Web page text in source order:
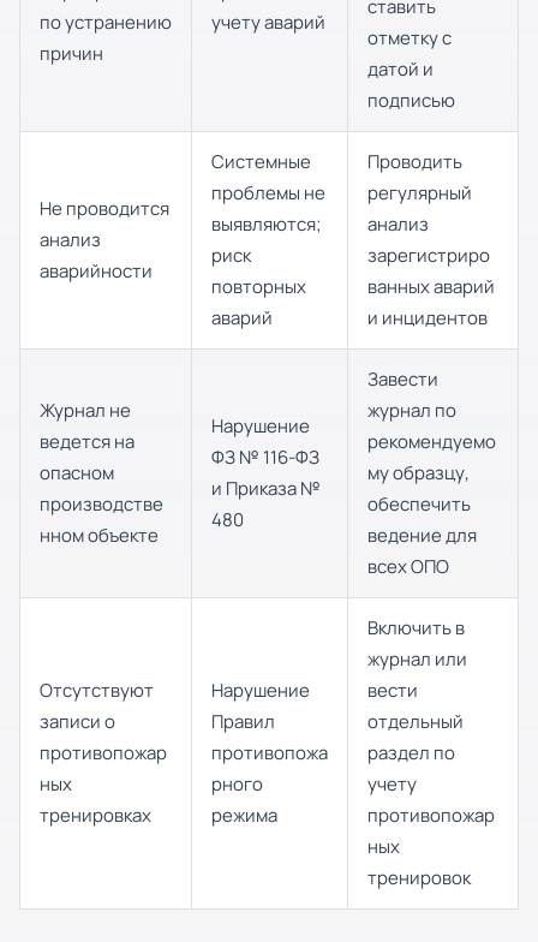
по устранению
причин
учету аварий
ставить
отметку с
датой и
подписью
Не проводится
анализ
аварийности
Системные
проблемы не
выявляются;
риск
повторных
аварий
Проводить
регулярный
анализ
зарегистриро
ванных аварий
и инцидентов
Журнал не
ведется на
опасном
производстве
нном объекте
Нарушение
ФЗ № 116-ФЗ
и Приказа №
480
Завести
журнал по
рекомендуемо
му образцу,
обеспечить
ведение для
всех ОПО
Отсутствуют
записи о
противопожар
ных
тренировках
Нарушение
Правил
противопожа
рного
режима
Включить в
журнал или
вести
отдельный
раздел по
учету
противопожар
ных
тренировок